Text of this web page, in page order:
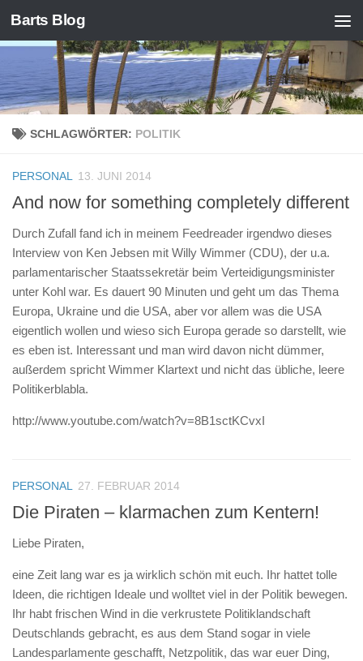
Zum Inhalt springen
Barts Blog
SCHLAGWÖRTER: POLITIK
PERSONAL 13. JUNI 2014
And now for something completely different
Durch Zufall fand ich in meinem Feedreader irgendwo dieses
Interview von Ken Jebsen mit Willy Wimmer (CDU), der u.a.
parlamentarischer Staatssekretär beim Verteidigungsminister
unter Kohl war. Es dauert 90 Minuten und geht um das Thema
Europa, Ukraine und die USA, aber vor allem was die USA
eigentlich wollen und wieso sich Europa gerade so darstellt, wie
es eben ist. Interessant und man wird davon nicht dümmer,
außerdem spricht Wimmer Klartext und nicht das übliche, leere
Politikerblabla.
http://www.youtube.com/watch?v=8B1sctKCvxI
PERSONAL 27. FEBRUAR 2014
Die Piraten – klarmachen zum Kentern!
Liebe Piraten,
eine Zeit lang war es ja wirklich schön mit euch. Ihr hattet tolle
Ideen, die richtigen Ideale und wolltet viel in der Politik bewegen.
Ihr habt frischen Wind in die verkrustete Politiklandschaft
Deutschlands gebracht, es aus dem Stand sogar in viele
Landesparlamente geschafft, Netzpolitik, das war euer Ding,